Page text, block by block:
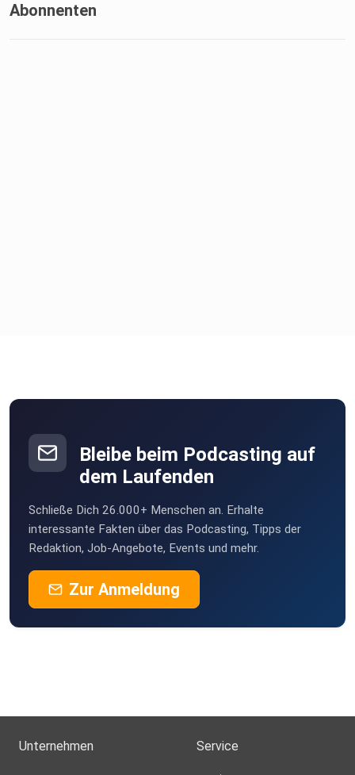
Abonnenten
Bleibe beim Podcasting auf
dem Laufenden
Schließe Dich 26.000+ Menschen an. Erhalte
interessante Fakten über das Podcasting, Tipps der
Redaktion, Job-Angebote, Events und mehr.
Zur Anmeldung
Unternehmen Service